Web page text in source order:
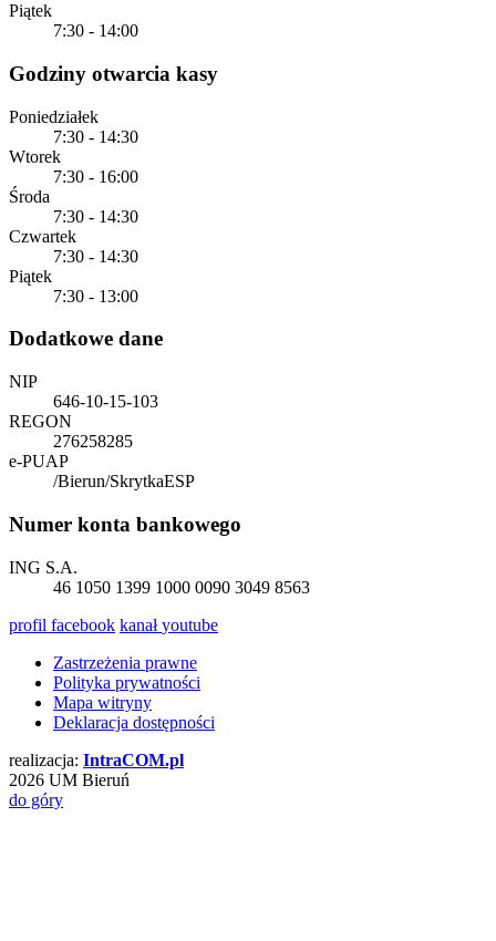
Piątek
7:30 - 14:00
Godziny otwarcia kasy
Poniedziałek
7:30 - 14:30
Wtorek
7:30 - 16:00
Środa
7:30 - 14:30
Czwartek
7:30 - 14:30
Piątek
7:30 - 13:00
Dodatkowe dane
NIP
646-10-15-103
REGON
276258285
e-PUAP
/Bierun/SkrytkaESP
Numer konta bankowego
ING S.A.
46 1050 1399 1000 0090 3049 8563
profil facebook kanałyoutube
Zastrzeżenia prawne
Polityka prywatności
Mapa witryny
Deklaracja dostępności
realizacja: IntraCOM.pl
2026 UM Bieruń
do góry